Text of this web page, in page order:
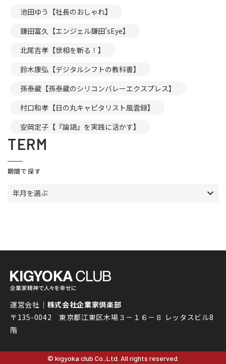
池田ゆう【社長のおしゃれ】
鎌田富久【エンジェル鎌田’sEye】
北尾吉孝【世相を斬る！】
鈴木康弘【デジタルシフトの教科書】
孫泰蔵【孫泰蔵のシリコンバレーエクスプレス】
村口和孝【日の丸キャピタリスト風雲録】
安岡定子【『論語』を実践に活かす】
TERM
期間で探す
年月を選ぶ
運営会社｜ 株式会社企業家倶楽部
〒135-0042 東京都江東区木場３－１６－８ レッタスビル8
階
© kigyoka club Co.,Ltd. All rights reserved.